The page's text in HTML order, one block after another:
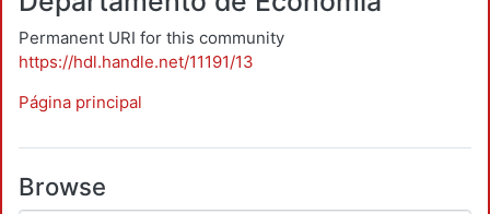
Permanent URI for this community
https://hdl.handle.net/11191/13
Página principal
Browse